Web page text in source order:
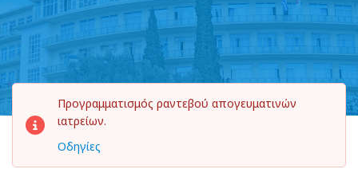
Προγραμματισμός ραντεβού απογευματινών
ιατρείων.
Οδηγίες